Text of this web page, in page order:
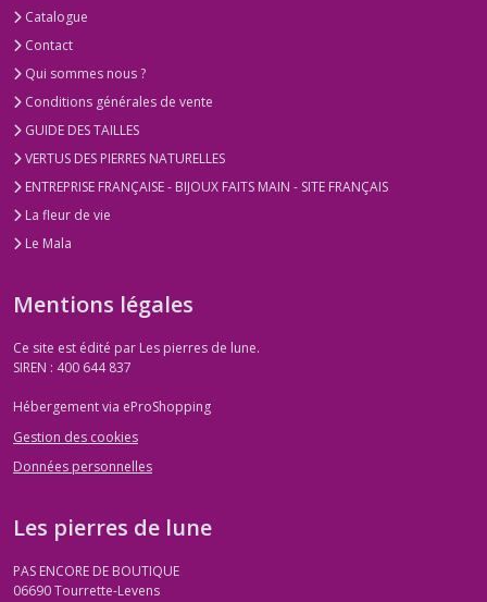
Catalogue
Contact
Qui sommes nous ?
Conditions générales de vente
GUIDE DES TAILLES
VERTUS DES PIERRES NATURELLES
ENTREPRISE FRANÇAISE - BIJOUX FAITS MAIN - SITE FRANÇAIS
La fleur de vie
Le Mala
Mentions légales
Ce site est édité par Les pierres de lune.
SIREN : 400 644 837
Hébergement via eProShopping
Gestion des cookies
Données personnelles
Les pierres de lune
PAS ENCORE DE BOUTIQUE
06690Tourrette-Levens